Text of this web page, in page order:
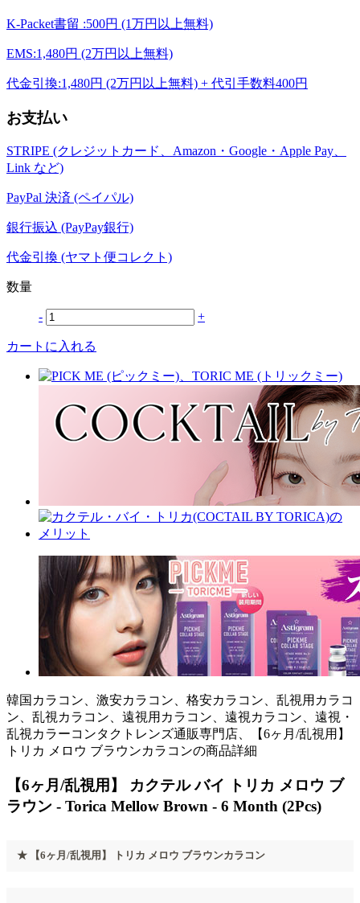
K-Packet書留 :500円 (1万円以上無料)
EMS:1,480円 (2万円以上無料)
代金引換:1,480円 (2万円以上無料) + 代引手数料400円
お支払い
STRIPE (クレジットカード、Amazon・Google・Apple Pay、
Link など)
PayPal 決済 (ペイパル)
銀行振込 (PayPay銀行)
代金引換 (ヤマト便コレクト)
数量
- +
カートに入れる
韓国カラコン、激安カラコン、格安カラコン、乱視用カラコ
ン、乱視カラコン、遠視用カラコン、遠視カラコン、遠視・
乱視カラーコンタクトレンズ通販専門店、【6ヶ月/乱視用】
トリカ メロウ ブラウンカラコンの商品詳細
【6ヶ月/乱視用】 カクテル バイ トリカ メロウ ブ
ラウン - Torica Mellow Brown - 6 Month (2Pcs)
★ 【6ヶ月/乱視用】 トリカ メロウ ブラウンカラコン